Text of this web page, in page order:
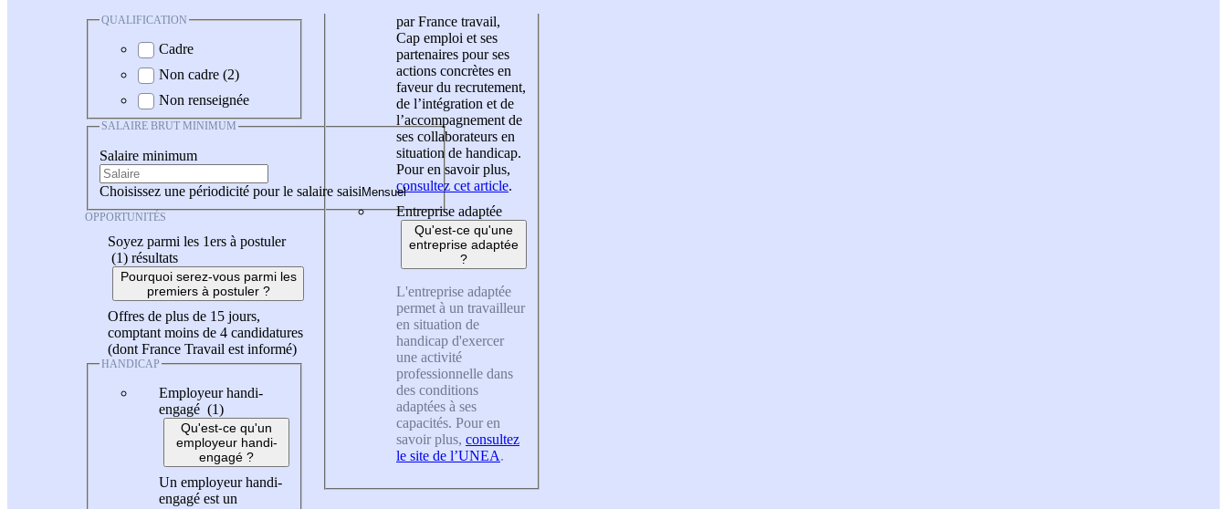
QUALIFICATION
Cadre
Non cadre (2)
Non renseignée
SALAIRE BRUT MINIMUM
Salaire minimum
Choisissez une périodicité pour le salaire saisi
OPPORTUNITÉS
Soyez parmi les 1ers à postuler
(1) résultats
Pourquoi serez-vous parmi les
premiers à postuler ?
Offres de plus de 15 jours,
comptant moins de 4 candidatures
(dont France Travail est informé)
HANDICAP
Employeur handi-
engagé (1)
Qu'est-ce qu'un
employeur handi-
engagé ?
Un employeur handi-
engagé est un
par France travail,
Cap emploi et ses
partenaires pour ses
actions concrètes en
faveur du recrutement,
de l’intégration et de
l’accompagnement de
ses collaborateurs en
situation de handicap.
Pour en savoir plus,
consultez cet article.
Entreprise adaptée
Qu'est-ce qu'une
entreprise adaptée
?
L'entreprise adaptée
permet à un travailleur
en situation de
handicap d'exercer
une activité
professionnelle dans
des conditions
adaptées à ses
capacités. Pour en
savoir plus, consultez
le site de l’UNEA.